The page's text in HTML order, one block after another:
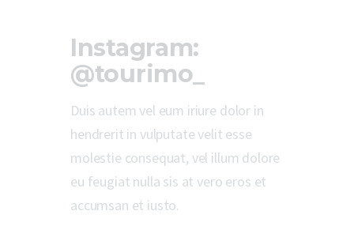
Instagram:
@tourimo_
Duis autem vel eum iriure dolor in
hendrerit in vulputate velit esse
molestie consequat, vel illum dolore
eu feugiat nulla sis at vero eros et
accumsan et iusto.